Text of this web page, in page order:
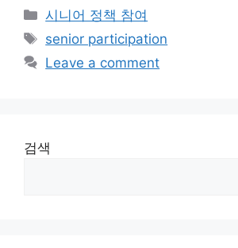
Categories
시니어 정책 참여
Tags
senior participation
Leave a comment
검색